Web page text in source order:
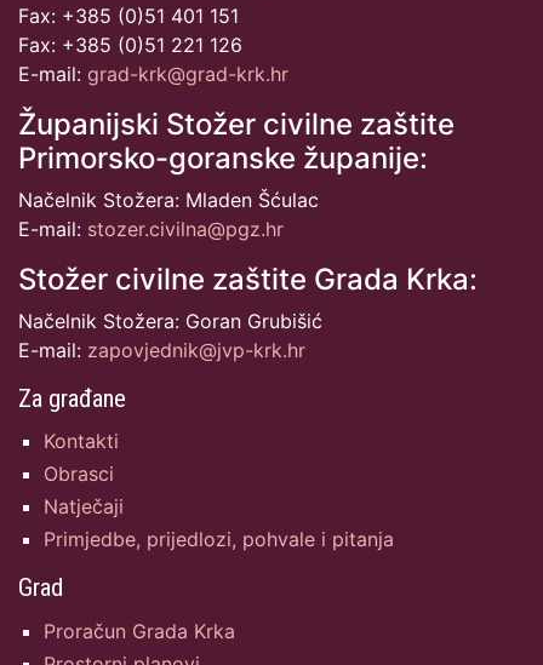
Fax: +385 (0)51 401 151
Fax: +385 (0)51 221 126
E-mail: grad-krk@grad-krk.hr
Županijski Stožer civilne zaštite
Primorsko-goranske županije:
Načelnik Stožera: Mladen Šćulac
E-mail: stozer.civilna@pgz.hr
Stožer civilne zaštite Grada Krka:
Načelnik Stožera: Goran Grubišić
E-mail: zapovjednik@jvp-krk.hr
Za građane
Kontakti
Obrasci
Natječaji
Primjedbe, prijedlozi, pohvale i pitanja
Grad
Proračun Grada Krka